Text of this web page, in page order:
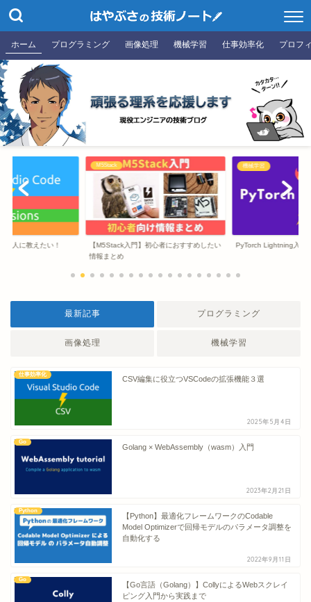
ホーム プログラミング 画像処理 機械学習 仕事効率化 プロフ
の人に教えたい！
M5Stack
【M5Stack入門】初心者におすすめしたい
情報まとめ
機械学習
PyTorch Lightning入門
最新記事 プログラミング
画像処理 機械学習
仕事効率化
CSV編集に役立つVSCodeの拡張機能３選
2025年5月4日
Go
Golang × WebAssembly（wasm）入門
2023年2月21日
Python
【Python】最適化フレームワークのCodable
Model Optimizerで回帰モデルのパラメータ調整を
自動化する
2022年9月11日
Go
【Go言語（Golang）】CollyによるWebスクレイ
ピング入門から実践まで